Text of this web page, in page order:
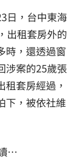
日，台中東海
出租套房外的
時，還透過窗
涉案的25歲張
套房經過，
下，被依社維
…